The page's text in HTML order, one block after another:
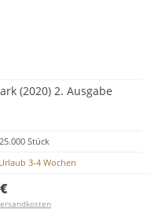
(2020) 2. Ausgabe
Stück
3-4 Wochen